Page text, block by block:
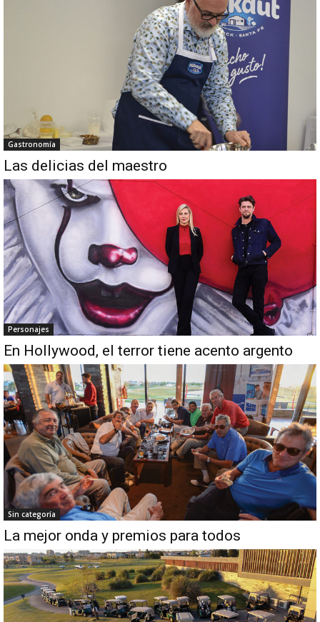
Gastronomía
Las delicias del maestro
Personajes
En Hollywood, el terror tiene acento argento
Sin categoría
La mejor onda y premios para todos